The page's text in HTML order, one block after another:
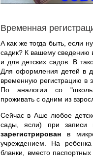
Временная
А как же тогда быть, если
садик? К вашему сведению
и для детских садов. В
Для оформления детей в
временную регистрацию в
По аналогии со
проживать с одним из
Сейчас в Аше любое
сады, ясли) при записи
зарегистрирован в
учреждением. На
бланки, вместо